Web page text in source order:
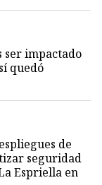
ser impactado
quedó
de
seguridad
Espriella en